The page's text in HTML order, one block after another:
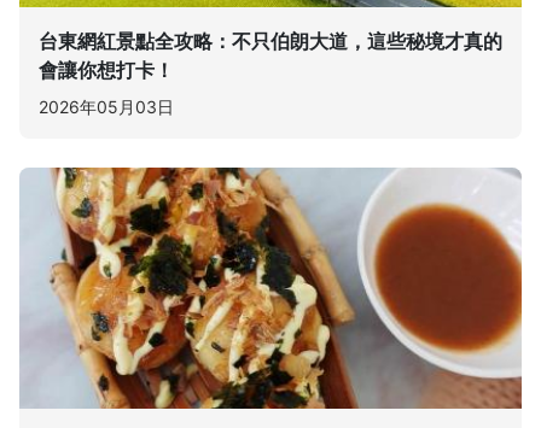
台東網紅景點全攻略：不只伯朗大道，這些秘境才真的
會讓你想打卡！
2026年05月03日